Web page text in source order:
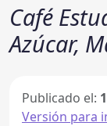
Café
Azúcar,
Publicado el:
Versión para